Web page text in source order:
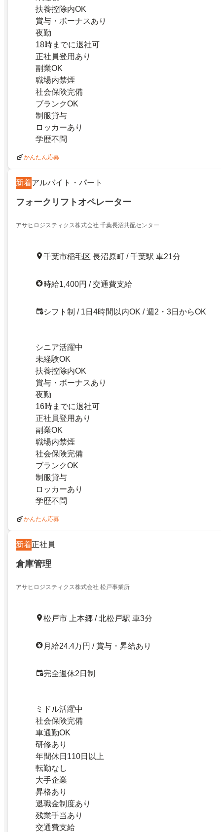
扶養控除内OK
賞与・ボーナスあり
夜勤
18時までに退社可
正社員登用あり
副業OK
職場内禁煙
社会保険完備
ブランクOK
制服貸与
ロッカーあり
学歴不問
かんたん応募
新着アルバイト・パート
フォークリフトオペレーター
アサヒロジスティクス株式会社 千葉長沼共配センター
千葉市稲毛区 長沼原町 / 千葉駅 車21分
時給1,400円 / 交通費支給
シフト制 / 1日4時間以内OK / 週2・3日からOK
シニア活躍中
未経験OK
扶養控除内OK
賞与・ボーナスあり
夜勤
16時までに退社可
正社員登用あり
副業OK
職場内禁煙
社会保険完備
ブランクOK
制服貸与
ロッカーあり
学歴不問
かんたん応募
新着正社員
倉庫管理
アサヒロジスティクス株式会社 松戸事業所
松戸市 上本郷 / 北松戸駅 車3分
月給24.4万円 / 賞与・昇給あり
完全週休2日制
ミドル活躍中
社会保険完備
車通勤OK
研修あり
年間休日110日以上
転勤なし
大手企業
昇格あり
退職金制度あり
残業手当あり
交通費支給